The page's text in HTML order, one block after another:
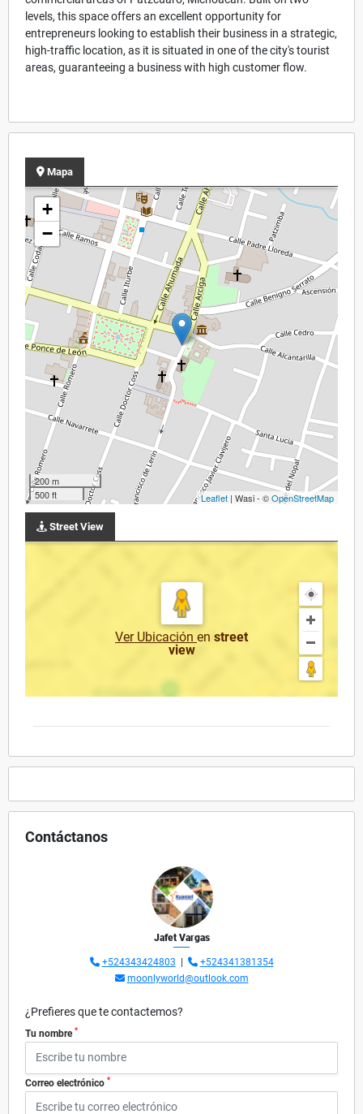
levels, this space offers an excellent opportunity for
entrepreneurs looking to establish their business in a strategic,
high-traffic location, as it is situated in one of the city's tourist
areas, guaranteeing a business with high customer flow.
Mapa
+
−
200 m
500 ft
Leaflet | Wasi - ©OpenStreetMap
Street View
Ver Ubicación en street
view
Contáctanos
Jafet Vargas
+524343424803 |
+524341381354
moonlyworld@outlook.com
¿Prefieres que te contactemos?
Tu nombre *
Correo electrónico *